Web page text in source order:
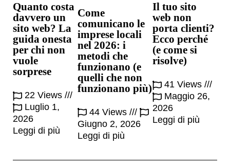
Quanto costa
davvero un
sito web? La
guida onesta
per chi non
vuole
sorprese
22 Views
Luglio 1,
2026
Leggi di più
Come
comunicano le
imprese locali
nel 2026: i
metodi che
funzionano (e
quelli che non
funzionano più)
44 Views
Giugno 2, 2026
Leggi di più
Il tuo sito
web non
porta clienti?
Ecco perché
(e come si
risolve)
41 Views
Maggio 26,
2026
Leggi di più